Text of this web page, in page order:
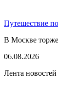
Путешествие
В Москве
06.08.2026
Лента новостей